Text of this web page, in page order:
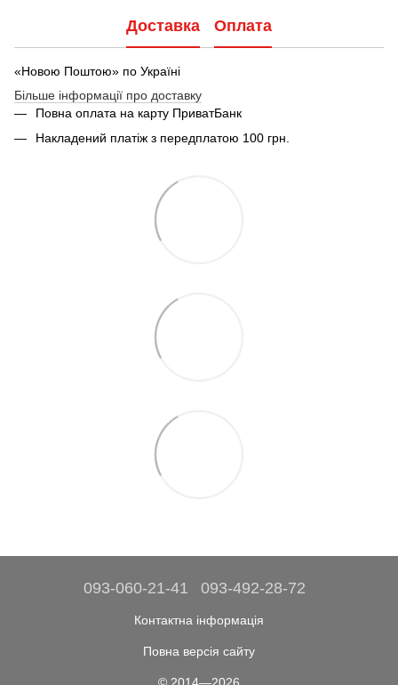
Доставка Оплата
«Новою Поштою» по Україні
Більше інформації про доставку
Повна оплата на карту ПриватБанк
Накладений платіж з передплатою 100 грн.
093-060-21-41 093-492-28-72
Контактна інформація
Повна версія сайту